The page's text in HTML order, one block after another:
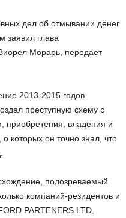
дел об отмывании денег
заявил глава
Морарь, передает
2013-2015 годов
преступную схему с
приобретения, владения и
которых он точно знал, что
подозреваемый
компаний-резидентов и
PARTENERS LTD,